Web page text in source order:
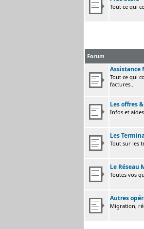
Tout ce qui
Forum
Assistance
Tout ce qui
factures...
Les offres
Infos et
Les
Tout sur les
Le Réseau
Toutes vos
Autres
Migration,